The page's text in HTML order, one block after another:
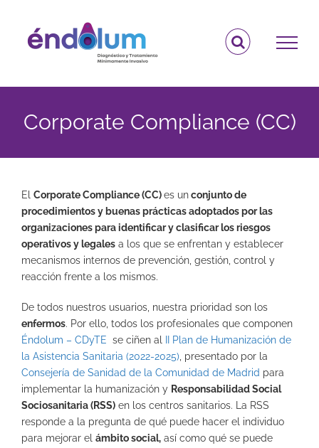
contenido
Corporate Compliance (CC)
El Corporate Compliance (CC)es unconjunto de
procedimientos y buenas prácticas adoptados por las
organizaciones para identificar y clasificar los riesgos
operativos y legales a los que se enfrentan y establecer
mecanismos internos de prevención, gestión, control y
reacción frente a los mismos.
De todos nuestros usuarios, nuestra prioridad son los
enfermos. Por ello, todos los profesionales que componen
Éndolum – CDyTE se ciñen al
II Plan de Humanización de
la Asistencia Sanitaria (2022-2025) , presentado por la
Consejería de Sanidad de la Comunidad de Madrid para
implementar la humanización y Responsabilidad Social
Sociosanitaria (RSS) en los centros sanitarios. La RSS
responde a la pregunta de qué puede hacer el individuo
para mejorar el ámbito social, así como qué se puede